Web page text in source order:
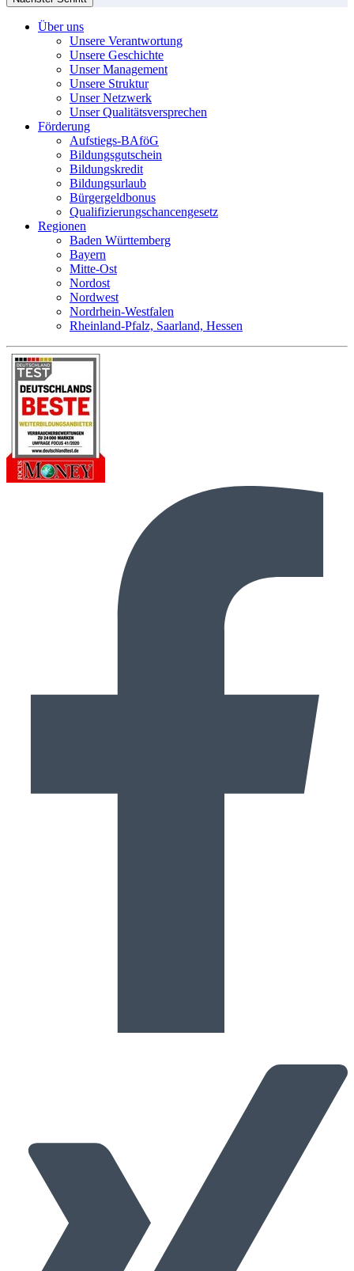
Über uns
Unsere Verantwortung
Unsere Geschichte
Unser Management
Unsere Struktur
Unser Netzwerk
Unser Qualitätsversprechen
Förderung
Aufstiegs-BAföG
Bildungsgutschein
Bildungskredit
Bildungsurlaub
Bürgergeldbonus
Qualifizierungschancengesetz
Regionen
Baden Württemberg
Bayern
Mitte-Ost
Nordost
Nordwest
Nordrhein-Westfalen
Rheinland-Pfalz, Saarland, Hessen